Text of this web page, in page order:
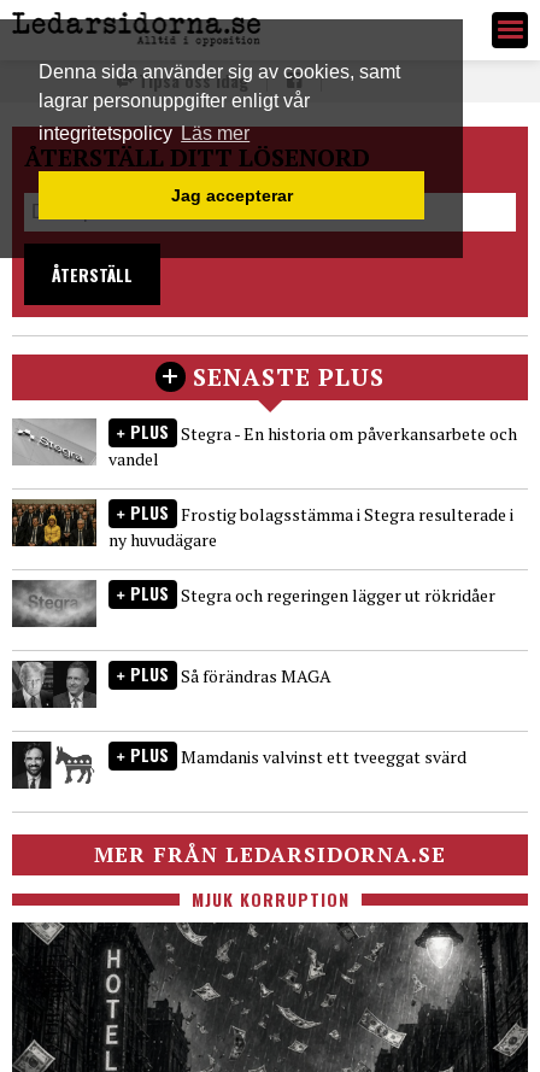
Denna sida använder sig av cookies, samt
lagrar personuppgifter enligt vår
integritetspolicyLäs mer
Jag accepterar
Ledarsidorna.se
Tipsa oss idag
ÅTERSTÄLL DITT LÖSENORD
ÅTERSTÄLL
SENASTE PLUS
PLUS Stegra - En historia om påverkansarbete och
vandel
PLUS Frostig bolagsstämma i Stegra resulterade i
ny huvudägare
PLUS Stegra och regeringen lägger ut rökridåer
PLUS Så förändras MAGA
PLUS Mamdanis valvinst ett tveeggat svärd
MER FRÅN LEDARSIDORNA.SE
MJUK KORRUPTION